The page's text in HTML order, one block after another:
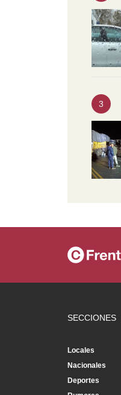
3
SECCIONES
Locales
Nacionales
Deportes